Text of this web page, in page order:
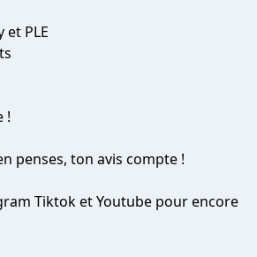
et PLE
!
penses, ton avis compte !
Tiktok et Youtube pour encore